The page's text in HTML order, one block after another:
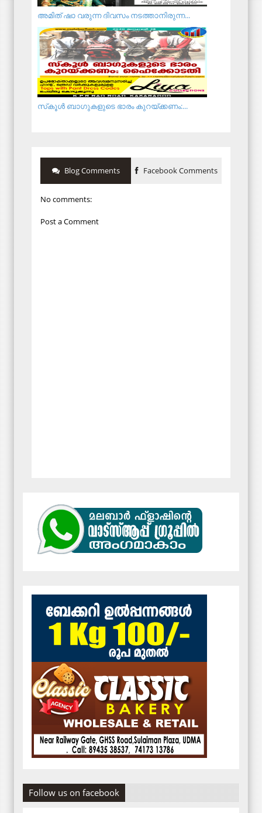
അമിത് ഷാ വരുന്ന ദിവസം നടത്താനിരുന്ന...
സ്‌കൂള്‍ ബാഗുകളുടെ ഭാരം കുറയ്ക്കണം:...
Blog Comments Facebook Comments
No comments:
Post a Comment
Follow us on facebook